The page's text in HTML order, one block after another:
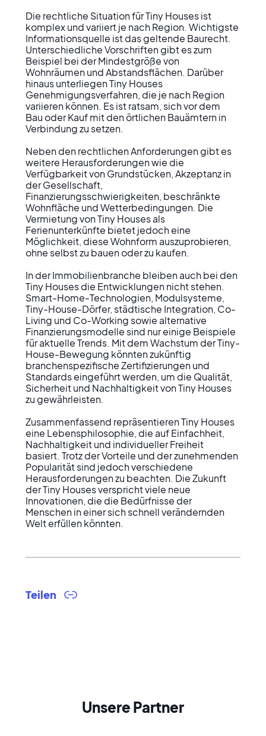
Die rechtliche Situation für Tiny Houses ist
komplex und variiert je nach Region. Wichtigste
Informationsquelle ist das geltende Baurecht.
Unterschiedliche Vorschriften gibt es zum
Beispiel bei der Mindestgröße von
Wohnräumen und Abstandsflächen. Darüber
hinaus unterliegen Tiny Houses
Genehmigungsverfahren, die je nach Region
variieren können. Es ist ratsam, sich vor dem
Bau oder Kauf mit den örtlichen Bauämtern in
Verbindung zu setzen.
Neben den rechtlichen Anforderungen gibt es
weitere Herausforderungen wie die
Verfügbarkeit von Grundstücken, Akzeptanz in
der Gesellschaft,
Finanzierungsschwierigkeiten, beschränkte
Wohnfläche und Wetterbedingungen. Die
Vermietung von Tiny Houses als
Ferienunterkünfte bietet jedoch eine
Möglichkeit, diese Wohnform auszuprobieren,
ohne selbst zu bauen oder zu kaufen.
In der Immobilienbranche bleiben auch bei den
Tiny Houses die Entwicklungen nicht stehen.
Smart-Home-Technologien, Modulsysteme,
Tiny-House-Dörfer, städtische Integration, Co-
Living und Co-Working sowie alternative
Finanzierungsmodelle sind nur einige Beispiele
für aktuelle Trends. Mit dem Wachstum der Tiny-
House-Bewegung könnten zukünftig
branchenspezifische Zertifizierungen und
Standards eingeführt werden, um die Qualität,
Sicherheit und Nachhaltigkeit von Tiny Houses
zu gewährleisten.
Zusammenfassend repräsentieren Tiny Houses
eine Lebensphilosophie, die auf Einfachheit,
Nachhaltigkeit und individueller Freiheit
basiert. Trotz der Vorteile und der zunehmenden
Popularität sind jedoch verschiedene
Herausforderungen zu beachten. Die Zukunft
der Tiny Houses verspricht viele neue
Innovationen, die die Bedürfnisse der
Menschen in einer sich schnell verändernden
Welt erfüllen könnten.
Teilen
Unsere Partner